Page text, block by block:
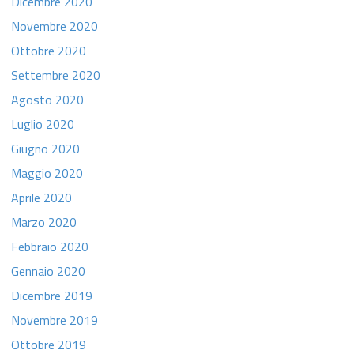
Novembre 2020
Ottobre 2020
Settembre 2020
Agosto 2020
Luglio 2020
Giugno 2020
Maggio 2020
Aprile 2020
Marzo 2020
Febbraio 2020
Gennaio 2020
Dicembre 2019
Novembre 2019
Ottobre 2019